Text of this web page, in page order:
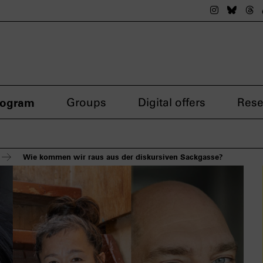
TheThe
Groups Digital offers
Wie kommen wir raus aus der diskursiven Sackgasse?